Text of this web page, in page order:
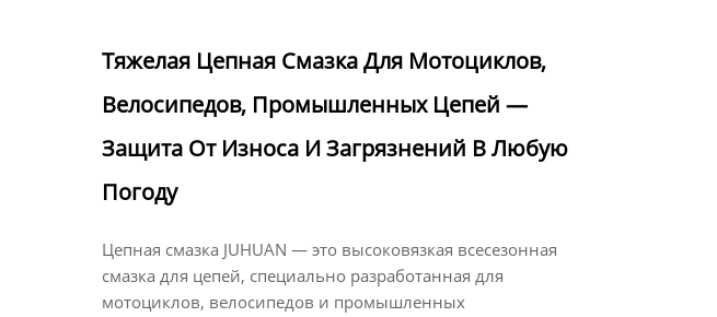
Тяжелая Цепная Смазка Для Мотоциклов,
Велосипедов, Промышленных Цепей —
Защита От Износа И Загрязнений В Любую
Погоду
Цепная смазка JUHUAN — это высоковязкая всесезонная
смазка для цепей, специально разработанная для
мотоциклов, велосипедов и промышленных